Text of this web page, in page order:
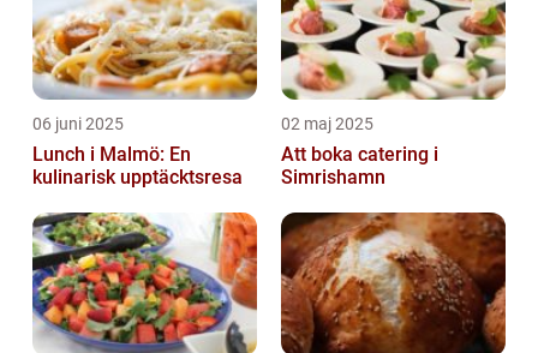
06 juni 2025
Lunch i Malmö: En
kulinarisk upptäcktsresa
02 maj 2025
Att boka catering i
Simrishamn